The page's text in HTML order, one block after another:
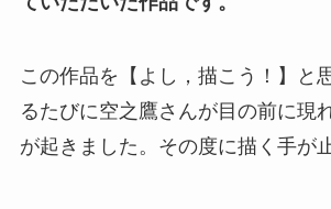
この作品を【よし，描こう！】と
るたびに空之鷹さんが目の前に現
が起きました。その度に描く手が